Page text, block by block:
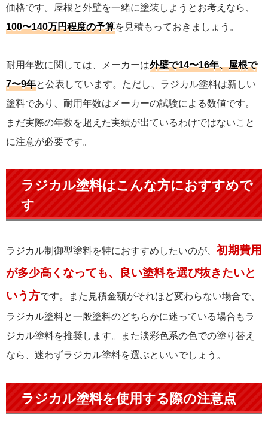
価格です。屋根と外壁を一緒に塗装しようとお考えなら、
100〜140万円程度の予算を見積もっておきましょう。
耐用年数に関しては、メーカーは外壁で14〜16年、屋根で
7〜9年と公表しています。ただし、ラジカル塗料は新しい
塗料であり、耐用年数はメーカーの試験による数値です。
まだ実際の年数を超えた実績が出ているわけではないこと
に注意が必要です。
ラジカル塗料はこんな方におすすめで
す
ラジカル制御型塗料を特におすすめしたいのが、 初期費用
が多少高くなっても、良い塗料を選び抜きたいと
いう方です。また見積金額がそれほど変わらない場合で、
ラジカル塗料と一般塗料のどちらかに迷っている場合もラ
ジカル塗料を推奨します。また淡彩色系の色での塗り替え
なら、迷わずラジカル塗料を選ぶといいでしょう。
ラジカル塗料を使用する際の注意点